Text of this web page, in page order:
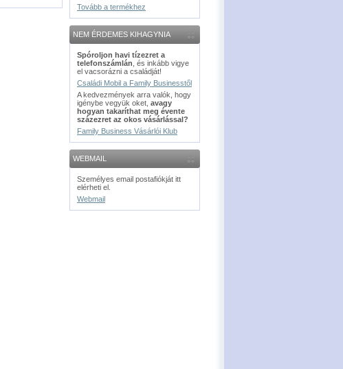
Tovább a termékhez
NEM ÉRDEMES KIHAGYNIA
Spóroljon havi tízezret a
telefonszámlán , és inkább vigye
el vacsorázni a családját!
Családi Mobil a Family Businesstől
A kedvezmények arra valók, hogy
igénybe vegyük oket, avagy
hogyan takaríthat meg évente
százezret az okos vásárlással?
Family Business Vásárlói Klub
WEBMAIL
Személyes email postafiókját itt
elérheti el.
Webmail